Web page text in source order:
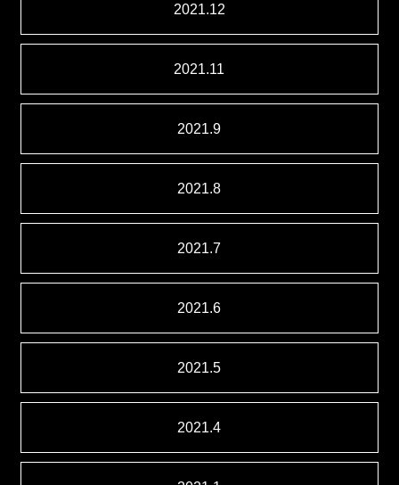
2021.12
2021.11
2021.9
2021.8
2021.7
2021.6
2021.5
2021.4